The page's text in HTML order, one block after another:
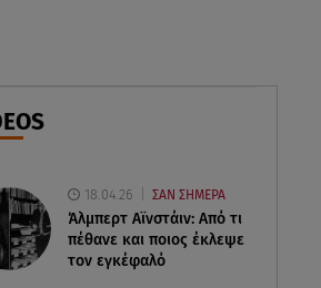
, 18:34
Αυγούστου: Στο 100% η
για Κυκλάδες
18.04.26 ΣΑΝ ΣΗΜΕΡΑ
Άλμπερτ Αϊνστάιν: Από τι
πέθανε και ποιος έκλεψε
τον εγκέφαλό